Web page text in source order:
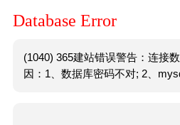
Database Error
(1040) 365建站错误警告：连接
因：1、数据库密码不对; 2、